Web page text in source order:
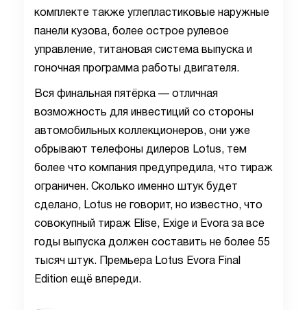
комплекте также углепластиковые наружные
панели кузова, более острое рулевое
управление, титановая система выпуска и
гоночная программа работы двигателя.
Вся финальная пятёрка — отличная
возможность для инвестиций со стороны
автомобильных коллекционеров, они уже
обрывают телефоны дилеров Lotus, тем
более что компания предупредила, что тираж
ограничен. Сколько именно штук будет
сделано, Lotus не говорит, но известно, что
совокупный тираж Elise, Exige и Evora за все
годы выпуска должен составить не более 55
тысяч штук. Премьера Lotus Evora Final
Edition ещё впереди.